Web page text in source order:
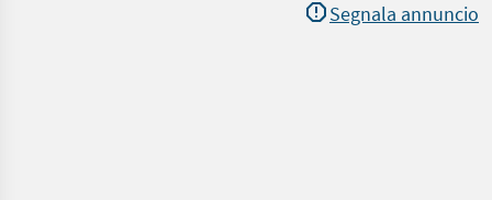
Segnala annuncio